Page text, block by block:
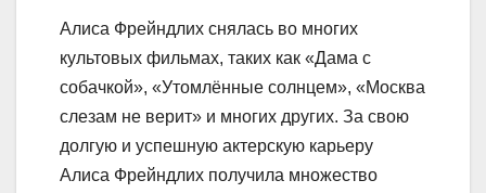
Алиса Фрейндлих снялась во многих
культовых фильмах, таких как «Дама с
собачкой», «Утомлённые солнцем», «Москва
слезам не верит» и многих других. За свою
долгую и успешную актерскую карьеру
Алиса Фрейндлих получила множество